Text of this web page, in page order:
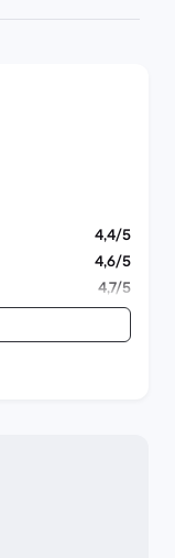
4,4/5
4,6/5
4,7/5
4,3/5
4,6/5